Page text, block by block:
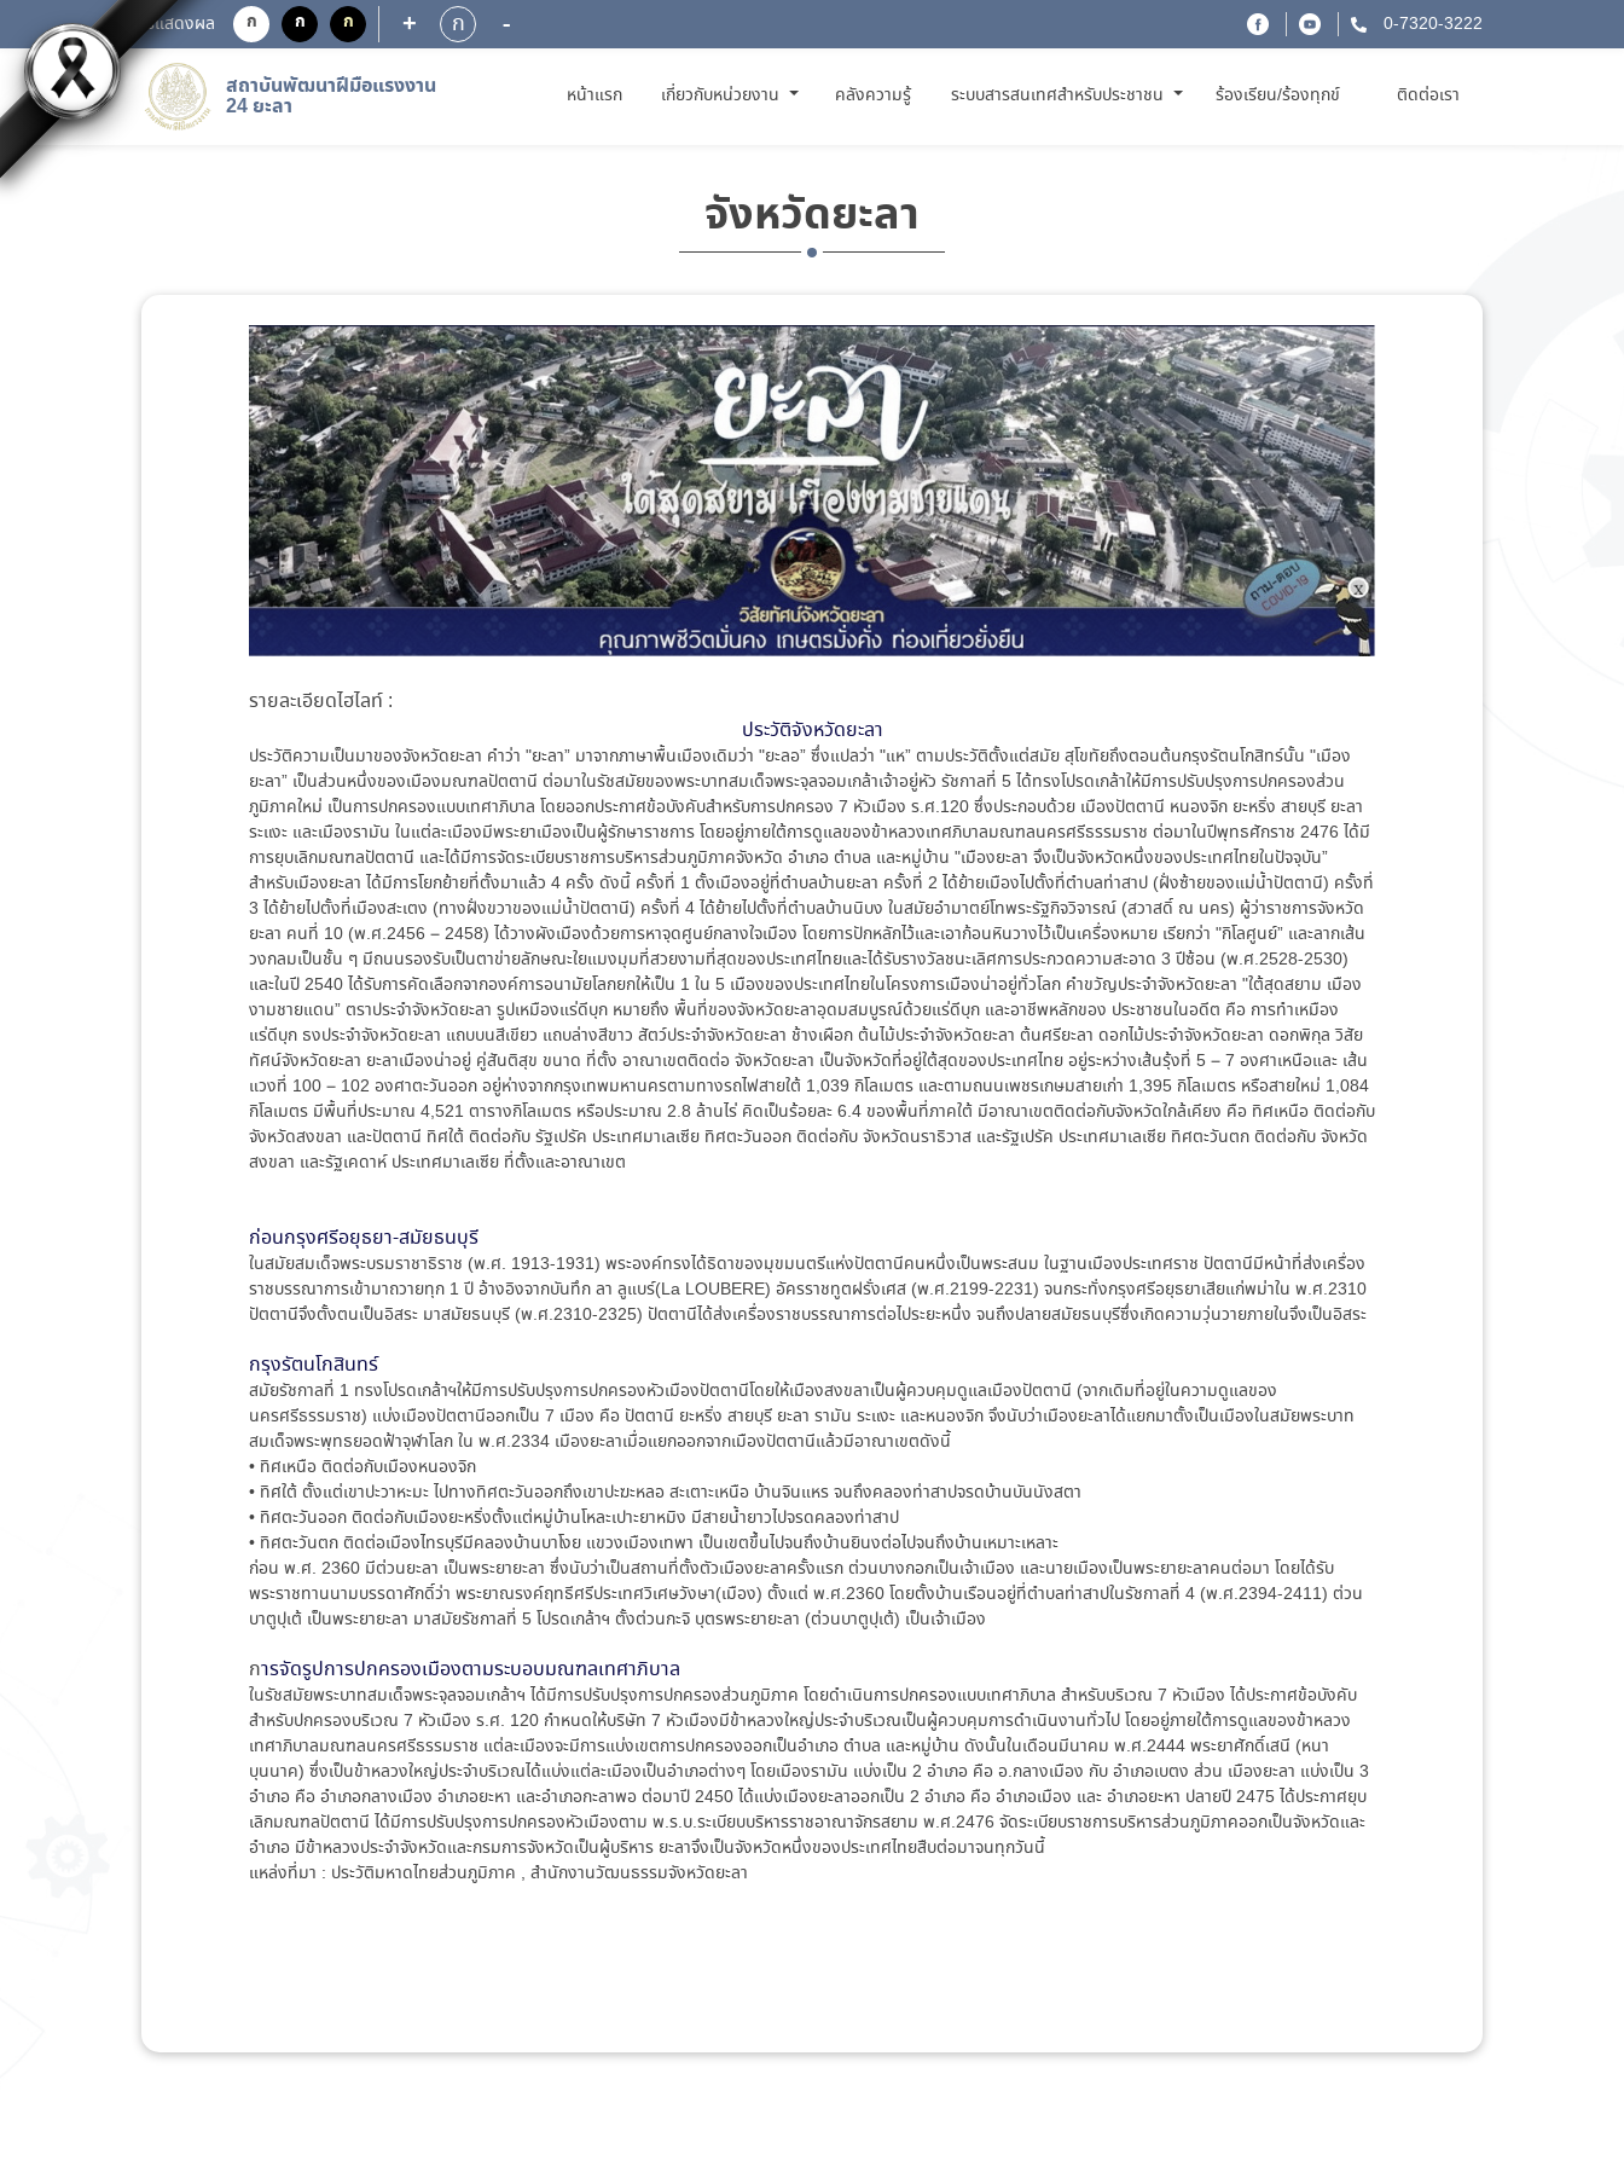
การแสดงผล ก ก ก + ก - 0-7320-3222
สถาบันพัฒนาฝีมือแรงงาน
24 ยะลา หน้าแรก(CURRENT)
เกี่ยวกับหน่วยงาน คลังความรู้ ระบบสารสนเทศสำหรับประชาชน ร้องเรียน/ร้องทุกข์ ติดต่อเรา
จังหวัดยะลา
รายละเอียดไฮไลท์ :
ประวัติจังหวัดยะลา
ประวัติความเป็นมาของจังหวัดยะลา คำว่า "ยะลา” มาจากภาษาพื้นเมืองเดิมว่า "ยะลอ” ซึ่งแปลว่า "แห” ตามประวัติตั้งแต่สมัย สุโขทัยถึงตอนต้นกรุงรัตนโกสิทร์นั้น "เมือง
ยะลา” เป็นส่วนหนึ่งของเมืองมณฑลปัตตานี ต่อมาในรัชสมัยของพระบาทสมเด็จพระจุลจอมเกล้าเจ้าอยู่หัว รัชกาลที่ 5 ได้ทรงโปรดเกล้าให้มีการปรับปรุงการปกครองส่วน
ภูมิภาคใหม่ เป็นการปกครองแบบเทศาภิบาล โดยออกประกาศข้อบังคับสำหรับการปกครอง 7 หัวเมือง ร.ศ.120 ซึ่งประกอบด้วย เมืองปัตตานี หนองจิก ยะหริ่ง สายบุรี ยะลา
ระแงะ และเมืองรามัน ในแต่ละเมืองมีพระยาเมืองเป็นผู้รักษาราชการ โดยอยู่ภายใต้การดูแลของข้าหลวงเทศภิบาลมณฑลนครศรีธรรมราช ต่อมาในปีพุทธศักราช 2476 ได้มี
การยุบเลิกมณฑลปัตตานี และได้มีการจัดระเบียบราชการบริหารส่วนภูมิภาคจังหวัด อำเภอ ตำบล และหมู่บ้าน "เมืองยะลา จึงเป็นจังหวัดหนึ่งของประเทศไทยในปัจจุบัน”
สำหรับเมืองยะลา ได้มีการโยกย้ายที่ตั้งมาแล้ว 4 ครั้ง ดังนี้ ครั้งที่ 1 ตั้งเมืองอยู่ที่ตำบลบ้านยะลา ครั้งที่ 2 ได้ย้ายเมืองไปตั้งที่ตำบลท่าสาป (ฝั่งซ้ายของแม่น้ำปัตตานี) ครั้งที่
3 ได้ย้ายไปตั้งที่เมืองสะเตง (ทางฝั่งขวาของแม่น้ำปัตตานี) ครั้งที่ 4 ได้ย้ายไปตั้งที่ตำบลบ้านนิบง ในสมัยอำมาตย์โทพระรัฐกิจวิจารณ์ (สวาสดิ์ ณ นคร) ผู้ว่าราชการจังหวัด
ยะลา คนที่ 10 (พ.ศ.2456 – 2458) ได้วางผังเมืองด้วยการหาจุดศูนย์กลางใจเมือง โดยการปักหลักไว้และเอาก้อนหินวางไว้เป็นเครื่องหมาย เรียกว่า "กิโลศูนย์” และลากเส้น
วงกลมเป็นชั้น ๆ มีถนนรองรับเป็นตาข่ายลักษณะใยแมงมุมที่สวยงามที่สุดของประเทศไทยและได้รับรางวัลชนะเลิศการประกวดความสะอาด 3 ปีซ้อน (พ.ศ.2528-2530)
และในปี 2540 ได้รับการคัดเลือกจากองค์การอนามัยโลกยกให้เป็น 1 ใน 5 เมืองของประเทศไทยในโครงการเมืองน่าอยู่ทั่วโลก คำขวัญประจำจังหวัดยะลา "ใต้สุดสยาม เมือง
งามชายแดน” ตราประจำจังหวัดยะลา รูปเหมืองแร่ดีบุก หมายถึง พื้นที่ของจังหวัดยะลาอุดมสมบูรณ์ด้วยแร่ดีบุก และอาชีพหลักของ ประชาชนในอดีต คือ การทำเหมือง
แร่ดีบุก ธงประจำจังหวัดยะลา แถบบนสีเขียว แถบล่างสีขาว สัตว์ประจำจังหวัดยะลา ช้างเผือก ต้นไม้ประจำจังหวัดยะลา ต้นศรียะลา ดอกไม้ประจำจังหวัดยะลา ดอกพิกุล วิสัย
ทัศน์จังหวัดยะลา ยะลาเมืองน่าอยู่ คู่สันติสุข ขนาด ที่ตั้ง อาณาเขตติดต่อ จังหวัดยะลา เป็นจังหวัดที่อยู่ใต้สุดของประเทศไทย อยู่ระหว่างเส้นรุ้งที่ 5 – 7 องศาเหนือและ เส้น
แวงที่ 100 – 102 องศาตะวันออก อยู่ห่างจากกรุงเทพมหานครตามทางรถไฟสายใต้ 1,039 กิโลเมตร และตามถนนเพชรเกษมสายเก่า 1,395 กิโลเมตร หรือสายใหม่ 1,084
กิโลเมตร มีพื้นที่ประมาณ 4,521 ตารางกิโลเมตร หรือประมาณ 2.8 ล้านไร่ คิดเป็นร้อยละ 6.4 ของพื้นที่ภาคใต้ มีอาณาเขตติดต่อกับจังหวัดใกล้เคียง คือ ทิศเหนือ ติดต่อกับ
จังหวัดสงขลา และปัตตานี ทิศใต้ ติดต่อกับ รัฐเปรัค ประเทศมาเลเซีย ทิศตะวันออก ติดต่อกับ จังหวัดนราธิวาส และรัฐเปรัค ประเทศมาเลเซีย ทิศตะวันตก ติดต่อกับ จังหวัด
สงขลา และรัฐเคดาห์ ประเทศมาเลเซีย ที่ตั้งและอาณาเขต
ก่อนกรุงศรีอยุธยา-สมัยธนบุรี
ในสมัยสมเด็จพระบรมราชาธิราช (พ.ศ. 1913-1931) พระองค์ทรงได้ธิดาของมุขมนตรีแห่งปัตตานีคนหนึ่งเป็นพระสนม ในฐานเมืองประเทศราช ปัตตานีมีหน้าที่ส่งเครื่อง
ราชบรรณาการเข้ามาถวายทุก 1 ปี อ้างอิงจากบันทึก ลา ลูแบร์(La LOUBERE) อัครราชทูตฝรั่งเศส (พ.ศ.2199-2231) จนกระทั่งกรุงศรีอยุธยาเสียแก่พม่าใน พ.ศ.2310
ปัตตานีจึงตั้งตนเป็นอิสระ มาสมัยธนบุรี (พ.ศ.2310-2325) ปัตตานีได้ส่งเครื่องราชบรรณาการต่อไประยะหนึ่ง จนถึงปลายสมัยธนบุรีซึ่งเกิดความวุ่นวายภายในจึงเป็นอิสระ
กรุงรัตนโกสินทร์
สมัยรัชกาลที่ 1 ทรงโปรดเกล้าฯให้มีการปรับปรุงการปกครองหัวเมืองปัตตานีโดยให้เมืองสงขลาเป็นผู้ควบคุมดูแลเมืองปัตตานี (จากเดิมที่อยู่ในความดูแลของ
นครศรีธรรมราช) แบ่งเมืองปัตตานีออกเป็น 7 เมือง คือ ปัตตานี ยะหริ่ง สายบุรี ยะลา รามัน ระแงะ และหนองจิก จึงนับว่าเมืองยะลาได้แยกมาตั้งเป็นเมืองในสมัยพระบาท
สมเด็จพระพุทธยอดฟ้าจุฬาโลก ใน พ.ศ.2334 เมืองยะลาเมื่อแยกออกจากเมืองปัตตานีแล้วมีอาณาเขตดังนี้
• ทิศเหนือ ติดต่อกับเมืองหนองจิก
• ทิศใต้ ตั้งแต่เขาปะวาหะมะ ไปทางทิศตะวันออกถึงเขาปะฆะหลอ สะเตาะเหนือ บ้านจินแหร จนถึงคลองท่าสาปจรดบ้านบันนังสตา
• ทิศตะวันออก ติดต่อกับเมืองยะหริ่งตั้งแต่หมู่บ้านโหละเปาะยาหมิง มีสายน้ำยาวไปจรดคลองท่าสาป
• ทิศตะวันตก ติดต่อเมืองไทรบุรีมีคลองบ้านบาโงย แขวงเมืองเทพา เป็นเขตขึ้นไปจนถึงบ้านยินงต่อไปจนถึงบ้านเหมาะเหลาะ
ก่อน พ.ศ. 2360 มีต่วนยะลา เป็นพระยายะลา ซึ่งนับว่าเป็นสถานที่ตั้งตัวเมืองยะลาครั้งแรก ต่วนบางกอกเป็นเจ้าเมือง และนายเมืองเป็นพระยายะลาคนต่อมา โดยได้รับ
พระราชทานนามบรรดาศักดิ์ว่า พระยาณรงค์ฤทธีศรีประเทศวิเศษวังษา(เมือง) ตั้งแต่ พ.ศ.2360 โดยตั้งบ้านเรือนอยู่ที่ตำบลท่าสาปในรัชกาลที่ 4 (พ.ศ.2394-2411) ต่วน
บาตูปุเต้ เป็นพระยายะลา มาสมัยรัชกาลที่ 5 โปรดเกล้าฯ ตั้งต่วนกะจิ บุตรพระยายะลา (ต่วนบาตูปุเต้) เป็นเจ้าเมือง
การจัดรูปการปกครองเมืองตามระบอบมณฑลเทศาภิบาล
ในรัชสมัยพระบาทสมเด็จพระจุลจอมเกล้าฯ ได้มีการปรับปรุงการปกครองส่วนภูมิภาค โดยดำเนินการปกครองแบบเทศาภิบาล สำหรับบริเวณ 7 หัวเมือง ได้ประกาศข้อบังคับ
สำหรับปกครองบริเวณ 7 หัวเมือง ร.ศ. 120 กำหนดให้บริษัท 7 หัวเมืองมีข้าหลวงใหญ่ประจำบริเวณเป็นผู้ควบคุมการดำเนินงานทั่วไป โดยอยู่ภายใต้การดูแลของข้าหลวง
เทศาภิบาลมณฑลนครศรีธรรมราช แต่ละเมืองจะมีการแบ่งเขตการปกครองออกเป็นอำเภอ ตำบล และหมู่บ้าน ดังนั้นในเดือนมีนาคม พ.ศ.2444 พระยาศักดิ์เสนี (หนา
บุนนาค) ซึ่งเป็นข้าหลวงใหญ่ประจำบริเวณได้แบ่งแต่ละเมืองเป็นอำเภอต่างๆ โดยเมืองรามัน แบ่งเป็น 2 อำเภอ คือ อ.กลางเมือง กับ อำเภอเบตง ส่วน เมืองยะลา แบ่งเป็น 3
อำเภอ คือ อำเภอกลางเมือง อำเภอยะหา และอำเภอกะลาพอ ต่อมาปี 2450 ได้แบ่งเมืองยะลาออกเป็น 2 อำเภอ คือ อำเภอเมือง และ อำเภอยะหา ปลายปี 2475 ได้ประกาศยุบ
เลิกมณฑลปัตตานี ได้มีการปรับปรุงการปกครองหัวเมืองตาม พ.ร.บ.ระเบียบบริหารราชอาณาจักรสยาม พ.ศ.2476 จัดระเบียบราชการบริหารส่วนภูมิภาคออกเป็นจังหวัดและ
อำเภอ มีข้าหลวงประจำจังหวัดและกรมการจังหวัดเป็นผู้บริหาร ยะลาจึงเป็นจังหวัดหนึ่งของประเทศไทยสืบต่อมาจนทุกวันนี้
แหล่งที่มา : ประวัติมหาดไทยส่วนภูมิภาค , สำนักงานวัฒนธรรมจังหวัดยะลา